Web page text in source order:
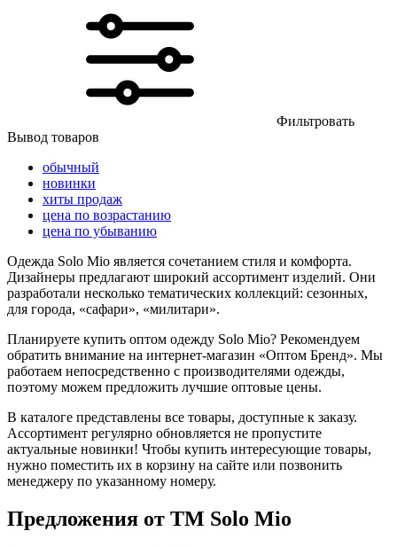
Фильтровать
Вывод товаров
обычный
новинки
хиты продаж
цена по возрастанию
цена по убыванию
Одежда Solo Mio является сочетанием стиля и комфорта.
Дизайнеры предлагают широкий ассортимент изделий. Они
разработали несколько тематических коллекций: сезонных,
для города, «сафари», «милитари».
Планируете купить оптом одежду Solo Mio? Рекомендуем
обратить внимание на интернет-магазин «Оптом Бренд». Мы
работаем непосредственно с производителями одежды,
поэтому можем предложить лучшие оптовые цены.
В каталоге представлены все товары, доступные к заказу.
Ассортимент регулярно обновляется не пропустите
актуальные новинки! Чтобы купить интересующие товары,
нужно поместить их в корзину на сайте или позвонить
менеджеру по указанному номеру.
Предложения от ТМ Solo Mio